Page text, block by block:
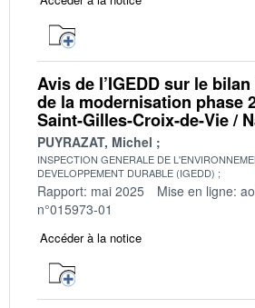
Avis de l’IGEDD sur le
de la modernisation phase
Saint-Gilles-Croix-de-Vie /
PUYRAZAT, Michel
INSPECTION GENERALE DE
DEVELOPPEMENT DURABLE (IGEDD)
Rapport: mai 2025 Mise en ligne:
n°015973-01
Accéder à la notice